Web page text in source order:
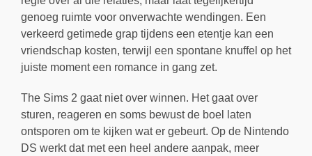
genoeg ruimte voor onverwachte wendingen. Een
verkeerd getimede grap tijdens een etentje kan een
vriendschap kosten, terwijl een spontane knuffel op het
juiste moment een romance in gang zet.
The Sims 2 gaat niet over winnen. Het gaat over
sturen, reageren en soms bewust de boel laten
ontsporen om te kijken wat er gebeurt. Op de Nintendo
DS werkt dat met een heel andere aanpak, meer